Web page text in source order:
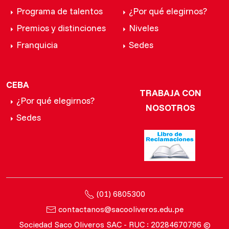
Programa de talentos
Premios y distinciones
Franquicia
¿Por qué elegirnos?
Niveles
Sedes
CEBA
¿Por qué elegirnos?
Sedes
TRABAJA CON
NOSOTROS
(01) 6805300
contactanos@sacooliveros.edu.pe
Sociedad Saco Oliveros SAC - RUC : 20284670796 ©